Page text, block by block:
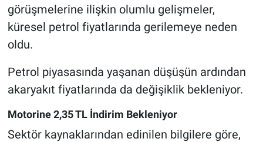
görüşmelerine ilişkin olumlu gelişmeler,
küresel petrol fiyatlarında gerilemeye neden
oldu.
Petrol piyasasında yaşanan düşüşün ardından
akaryakıt fiyatlarında da değişiklik bekleniyor.
Motorine 2,35 TL İndirim Bekleniyor
Sektör kaynaklarından edinilen bilgilere göre,